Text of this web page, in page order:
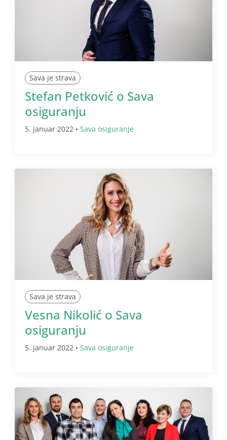
Sava je strava
Stefan Petković o Sava
osiguranju
5. januar 2022 • Sava osiguranje
Sava je strava
Vesna Nikolić o Sava
osiguranju
5. januar 2022 • Sava osiguranje